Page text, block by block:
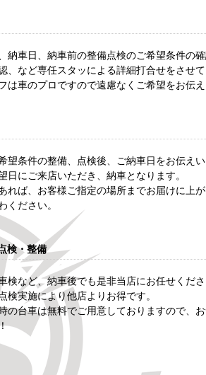
納車日、納車前の整備点検のご希望条件の
、など専任スタッによる詳細打合せをさせて
は車のプロですので遠慮なくご希望をお伝え
望条件の整備、点検後、ご納車日をお伝えい
日にご来店いただき、納車となります。
れば、お客様ご指定の場所までお届けに上
ください。
検・整備
検など、納車後でも是非当店にお任せくだ
検実施により他店よりお得です。
の台車は無料でご用意しておりますので、